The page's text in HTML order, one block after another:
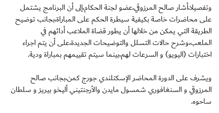
وتفصيلا،أشار صالح المرزوقي،عضو لجنة الحكام،إلى أن البرنامج يشتمل
على محاضرات خاصة بكيفية سيطرة الحكم على المباراة،بجانب توضيح
الطريقة التي يمكن من خلالها أن يطور قضاة الملاعب أدائهم في
الملعب،وشرح حالات التسلل والتوضيحات الجديدة،على أن يتم اجراء
اختبارات (اليويو) و السرعات لهم،بينما سيتم تقييمهم بمباراة ودية.
ويشرف على الدورة المحاضر الإسكتلندي جورج كمن،بجانب صالح
المرزوقي و السنغافوري شمسول مايدن والأرجنتيني أليخو بيريز و سلطان
ساحوه.